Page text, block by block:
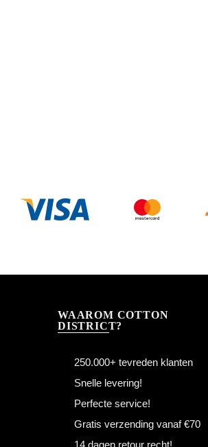
WAAROM COTTON
DISTRICT?
250.000+ tevreden klanten
Snelle levering!
Perfecte service!
Gratis verzending vanaf €70
14 dagen retour recht!